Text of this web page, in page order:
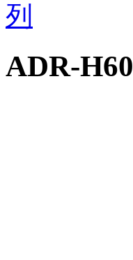
列
ADR-H60